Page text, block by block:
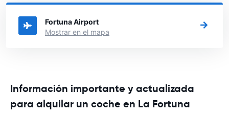
un coche.
Fortuna Airport
Mostrar en el mapa
Información importante y actualizada
para alquilar un coche en La Fortuna